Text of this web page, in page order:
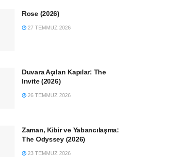
Rose (2026)
27 TEMMUZ 2026
Duvara Açılan Kapılar: The
Invite (2026)
26 TEMMUZ 2026
Zaman, Kibir ve Yabancılaşma:
The Odyssey (2026)
23 TEMMUZ 2026